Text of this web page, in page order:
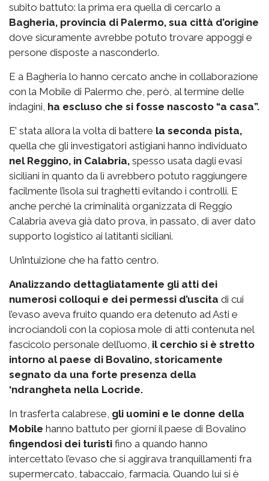
subito battuto: la prima era quella di cercarlo a
Bagheria, provincia di Palermo, sua città d’origine
dove sicuramente avrebbe potuto trovare appoggi e
persone disposte a nasconderlo.
E a Bagheria lo hanno cercato anche in collaborazione
con la Mobile di Palermo che, però, al termine delle
indagini, ha escluso che si fosse nascosto “a casa”.
E’ stata allora la volta di battere la seconda pista,
quella che gli investigatori astigiani hanno individuato
nel Reggino, in Calabria, spesso usata dagli evasi
siciliani in quanto da lì avrebbero potuto raggiungere
facilmente l’isola sui traghetti evitando i controlli. E
anche perché la criminalità organizzata di Reggio
Calabria aveva già dato prova, in passato, di aver dato
supporto logistico ai latitanti siciliani.
Un’intuizione che ha fatto centro.
Analizzando dettagliatamente gli atti dei
numerosi colloqui e dei permessi d’uscita di cui
l’evaso aveva fruito quando era detenuto ad Asti e
incrociandoli con la copiosa mole di atti contenuta nel
fascicolo personale dell’uomo, il cerchio si è stretto
intorno al paese di Bovalino, storicamente
segnato da una forte presenza della
‘ndrangheta nella Locride.
In trasferta calabrese, gli uomini e le donne della
Mobile hanno battuto per giorni il paese di Bovalino
fingendosi dei turisti fino a quando hanno
intercettato l’evaso che si aggirava tranquillamenti fra
supermercato, tabaccaio, farmacia. Quando lui si è